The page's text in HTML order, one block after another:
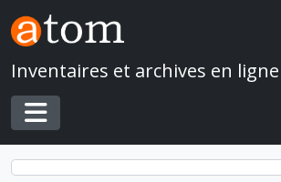
Skip to main content
Inventaires et archives en ligne
Toggle navigation